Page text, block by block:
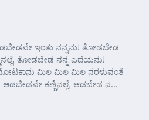
ಇಂತು ನನ್ನನು! ತೋಡಬೇಡ
ತೋಡಬೇಡ ನನ್ನ ಎದೆಯನು!
ನೋಟಕಾನು ಮಿಲ ಮಿಲ ಮಿಲ ನರಳುವಂತೆ
ಕಣ್ಣಿನಲ್ಲೆ, ಆಡಬೇಡ ನ...